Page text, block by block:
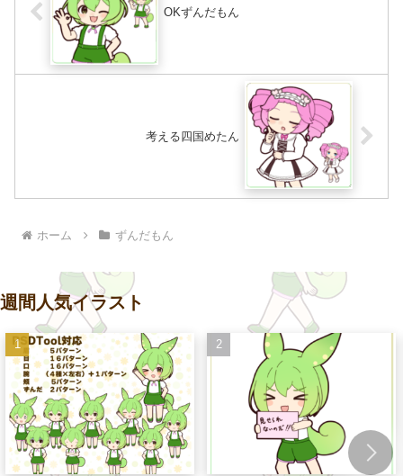
OKずんだもん
考える四国めたん
ホーム ずんだもん
週間人気イラスト